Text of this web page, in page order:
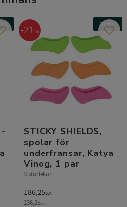
Lägg till i favoriter
STICKY SHIELDS,
spolar för
underfransar, Katya
Vinog, 1 par
3 storlekar
186,25SEK
236,25SEK
21 %
NYHET